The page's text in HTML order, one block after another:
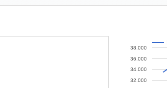
32.000
34.000
36.000
38.000